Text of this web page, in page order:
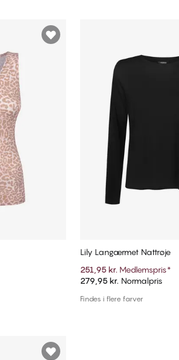
Tilføj til kurv
Lily Langærmet Nattrøje
251,95 kr. Medlemspris*
279,95 kr. Normalpris
Findes i flere farver